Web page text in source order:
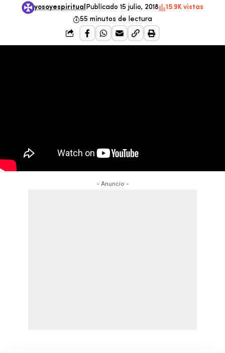
yosoyespiritual Publicado 15 julio, 2018
15.9K vistas
55 minutos de lectura
- Anuncio -